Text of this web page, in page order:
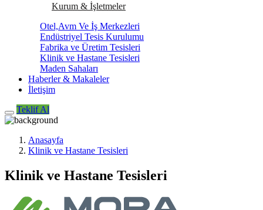
Kurum & İşletmeler
Otel,Avm Ve İş Merkezleri
Endüstriyel Tesis Kurulumu
Fabrika ve Üretim Tesisleri
Klinik ve Hastane Tesisleri
Maden Sahaları
Haberler & Makaleler
İletişim
Teklif Al
Anasayfa
Klinik ve Hastane Tesisleri
Klinik ve Hastane Tesisleri